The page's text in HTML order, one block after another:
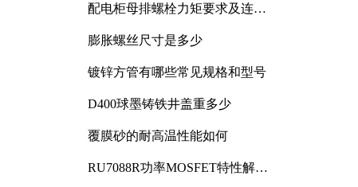
配电柜母排螺栓力矩要求及连接
膨胀螺丝尺寸是多少
镀锌方管有哪些常见规格和型号
D400球墨铸铁井盖重多少
覆膜砂的耐高温性能如何
RU7088R功率MOSFET特性解析